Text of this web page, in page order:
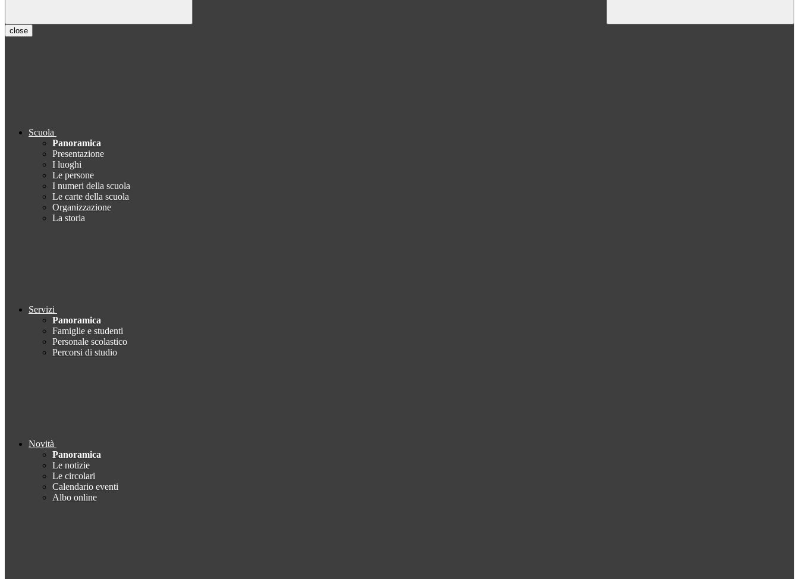
close
Scuola
Panoramica
Presentazione
I luoghi
Le persone
I numeri della scuola
Le carte della scuola
Organizzazione
La storia
Servizi
Panoramica
Famiglie e studenti
Personale scolastico
Percorsi di studio
Novità
Panoramica
Le notizie
Le circolari
Calendario eventi
Albo online